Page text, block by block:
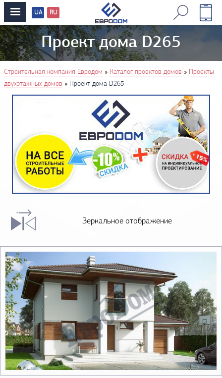
Проект дома D265
Строительная компания Евродом » Каталог проектов домов » Проекты
двухэтажных домов » Проект дома D265
Зеркальное отображение
Перевод
сайтов
UA RU